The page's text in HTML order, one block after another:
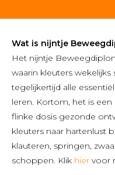
Wat is nijntje
Het nijntje
waarin kleuters
tegelijkertijd alle
leren. Kortom, het is
flinke dosis gezonde
kleuters naar hartenlust
klauteren, springen,
schoppen. Klik hier voor